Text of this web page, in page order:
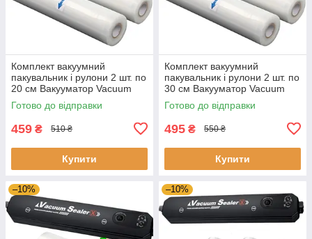
Комплект вакуумний
пакувальник і рулони 2 шт. по
20 см Вакууматор Vacuum
Sealer і рулони для
вакуумування
Готово до відправки
459 ₴ 510 ₴
Купити
Комплект вакуумний
пакувальник і рулони 2 шт. по
30 см Вакууматор Vacuum
Sealer і рулони для
вакуумування
Готово до відправки
495 ₴ 550 ₴
Купити
–10% –10%